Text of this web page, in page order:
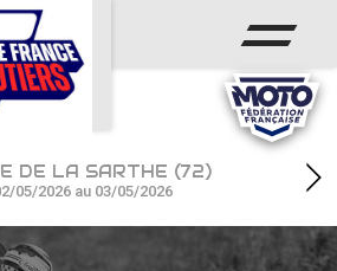
DE LA SARTHE (72)
05/2026 au 03/05/2026